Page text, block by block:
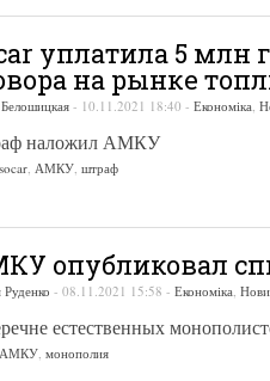
уплатила 5 млн
на рынке
- 10.11.2021 18:40 - Економіка,
наложил АМКУ
socar, АМКУ, штраф
опубликовал
- 08.11.2021 15:58 - Економіка,
естественных
АМКУ, монополия